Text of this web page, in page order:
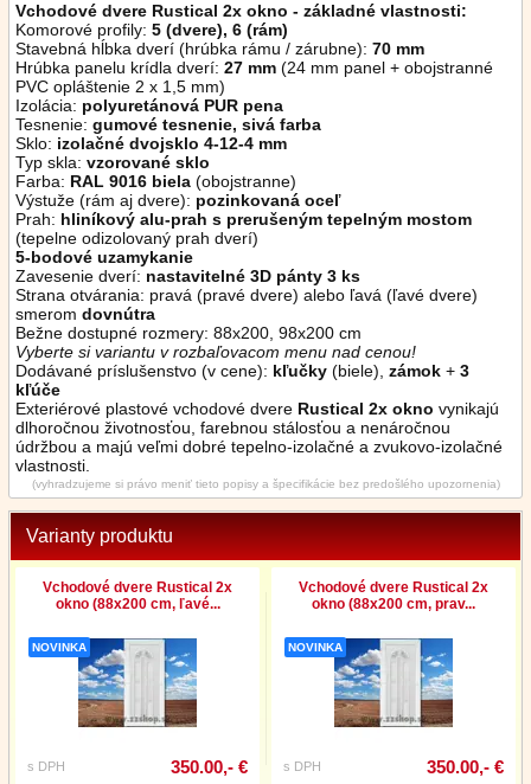
Vchodové dvere Rustical 2x okno - základné vlastnosti:
Komorové profily: 5 (dvere), 6 (rám)
Stavebná hĺbka dverí (hrúbka rámu / zárubne): 70 mm
Hrúbka panelu krídla dverí: 27 mm (24 mm panel + obojstranné
PVC opláštenie 2 x 1,5 mm)
Izolácia: polyuretánová PUR pena
Tesnenie: gumové tesnenie, sivá farba
Sklo: izolačné dvojsklo 4-12-4 mm
Typ skla: vzorované sklo
Farba: RAL 9016 biela (obojstranne)
Výstuže (rám aj dvere): pozinkovaná oceľ
Prah: hliníkový alu-prah s prerušeným tepelným mostom
(tepelne odizolovaný prah dverí)
5-bodové uzamykanie
Zavesenie dverí: nastavitelné 3D pánty 3 ks
Strana otvárania: pravá (pravé dvere) alebo ľavá (ľavé dvere)
smerom dovnútra
Bežne dostupné rozmery: 88x200, 98x200 cm
Vyberte si variantu v rozbaľovacom menu nad cenou!
Dodávané príslušenstvo (v cene): kľučky (biele), zámok + 3
kľúče
Exteriérové plastové vchodové dvere Rustical 2x okno vynikajú
dlhoročnou životnosťou, farebnou stálosťou a nenáročnou
údržbou a majú veľmi dobré tepelno-izolačné a zvukovo-izolačné
vlastnosti.
(vyhradzujeme si právo meniť tieto popisy a špecifikácie bez predošlého upozornenia)
Varianty produktu
Vchodové dvere Rustical 2x
okno (88x200 cm, ľavé...
NOVINKA
s DPH 350.00,- €
Vchodové dvere Rustical 2x
okno (88x200 cm, prav...
NOVINKA
s DPH 350.00,- €